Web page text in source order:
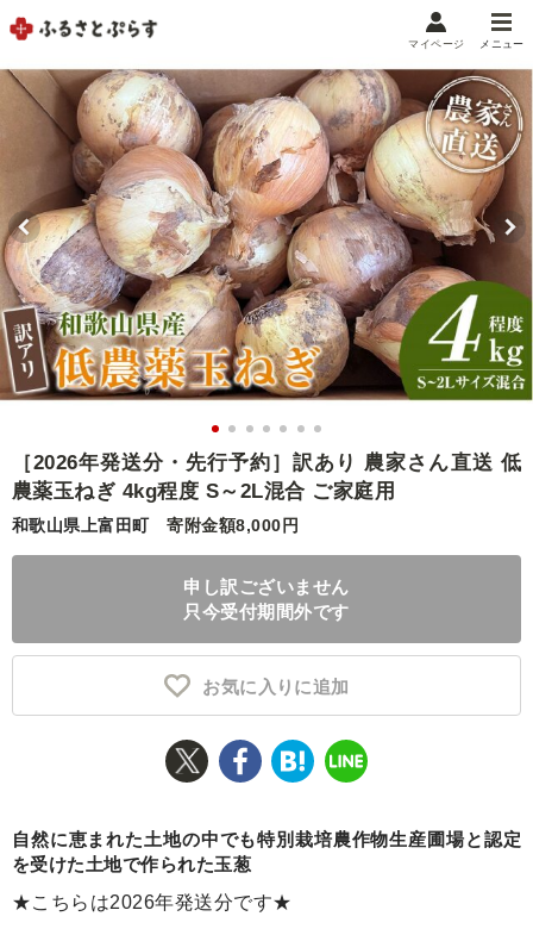
メニュー
マイメニュー
マイページ
お気に入り 閲覧履歴
メニュー
お礼の品から探す
お礼の品をカテゴリや金額で絞り込み
自治体から探す
ランキング
特集・おすすめ
マイページ
［2026年発送分・先行予約］訳あり 農家さん直送 低
農薬玉ねぎ 4kg程度 S～2L混合 ご家庭用
和歌山県上富田町 寄附金額8,000円
申し訳ございません
只今受付期間外です
お気に入りに追加
自然に恵まれた土地の中でも特別栽培農作物生産圃場と認定
を受けた土地で作られた玉葱
★こちらは2026年発送分です★